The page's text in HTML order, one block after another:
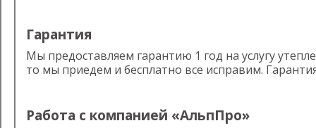
Гарантия
Мы предоставляем гарантию 1 год на услугу
то мы приедем и бесплатно все исправим.
Работа с компанией «АльпПро»